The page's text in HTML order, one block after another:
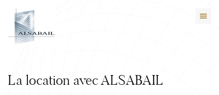
La location avec ALSABAIL